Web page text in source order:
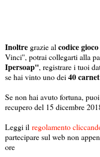
Inoltre grazie al codice gioco
Vinci'', potrai collegarti alla
Ipersoap'', registrare i tuoi
se hai vinto uno dei 40
Se non hai avuto fortuna,
recupero del 15 dicembre
Leggi il regolamento
partecipare sul web non
ore